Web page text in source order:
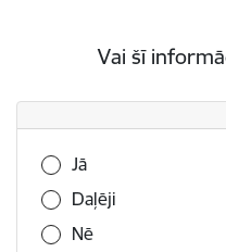
Vai šī
Vai šī informācija bija
Jā
Daļēji
Nē